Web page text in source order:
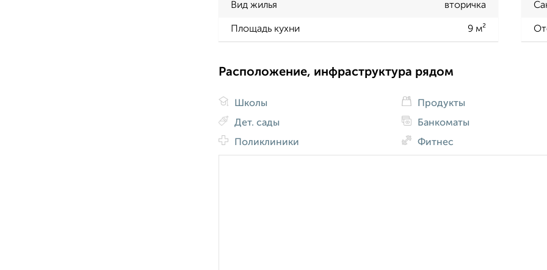
Вид жилья вторичка
Площадь кухни 9 м²
Расположение, инфраструктура рядом
Школы
Дет. сады
Поликлиники
Продукты
Банкоматы
Фитнес